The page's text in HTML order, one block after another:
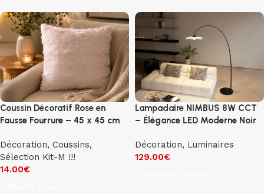
Coussin Décoratif Rose en
Fausse Fourrure – 45 x 45 cm
Décoration, Coussins,
Sélection Kit-M !!!
14.00€
Lampadaire NIMBUS 8W CCT
– Élégance LED Moderne Noir
Décoration, Luminaires
129.00€